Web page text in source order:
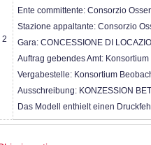
2
Ente committente: Consorzio
Stazione appaltante: Consorzio
Gara: CONCESSIONE DI
Auftrag gebendes Amt:
Vergabestelle: Konsortium
Ausschreibung: KONZESSION
Das Modell enthielt einen